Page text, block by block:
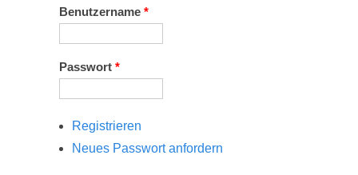
Benutzername *
Passwort *
Registrieren
Neues Passwort anfordern